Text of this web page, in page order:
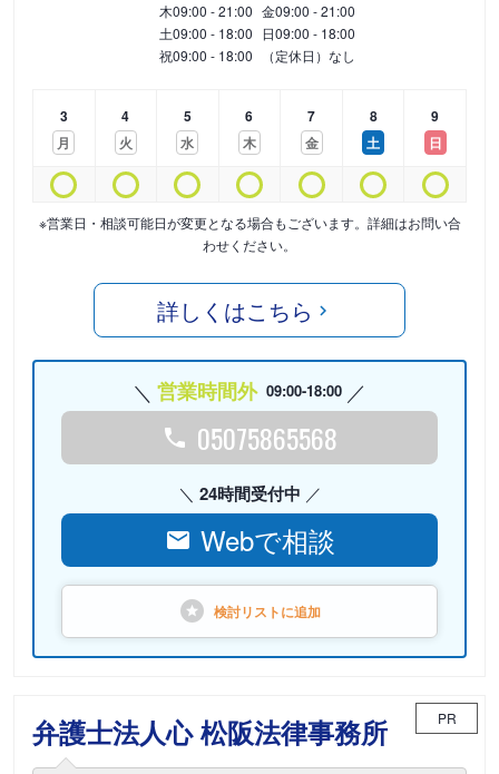
木09:00 - 21:00 金09:00 - 21:00
土09:00 - 18:00 日09:00 - 18:00
祝09:00 - 18:00 （定休日）なし
3
月
4
火
5
水
6
木
7
金
8
土
9
日
※営業日・相談可能日が変更となる場合もございます。詳細はお問い合
わせください。
詳しくはこちら
営業時間外 09:00-18:00
05075865568
24時間受付中
Webで相談
検討リストに追加
弁護士法人心 松阪法律事務所 PR